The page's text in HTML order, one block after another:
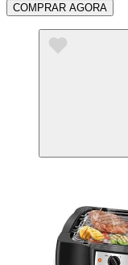
COMPRAR AGORA